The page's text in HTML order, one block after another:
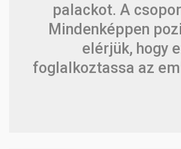
palackot. A
Mindenképpen
elérjük, hogy
foglalkoztassa az